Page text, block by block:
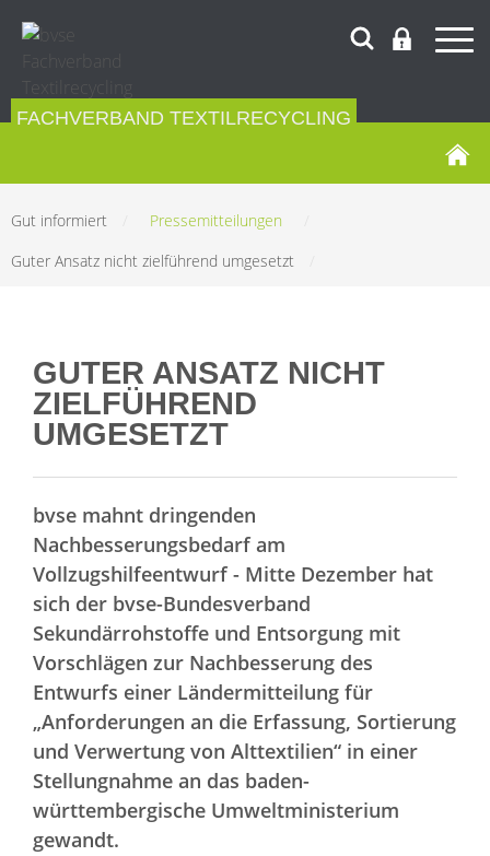
FACHVERBAND TEXTILRECYCLING
Gut informiert Pressemitteilungen
Guter Ansatz nicht zielführend umgesetzt
GUTER ANSATZ NICHT
ZIELFÜHREND
UMGESETZT
bvse mahnt dringenden
Nachbesserungsbedarf am
Vollzugshilfeentwurf - Mitte Dezember hat
sich der bvse-Bundesverband
Sekundärrohstoffe und Entsorgung mit
Vorschlägen zur Nachbesserung des
Entwurfs einer Ländermitteilung für
„Anforderungen an die Erfassung, Sortierung
und Verwertung von Alttextilien“ in einer
Stellungnahme an das baden-
württembergische Umweltministerium
gewandt.